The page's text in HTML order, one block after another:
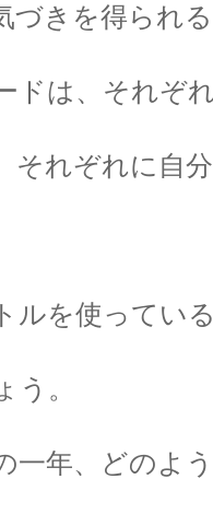
づきを得られ
ドは、それぞ
それぞれに自
ルを使ってい
う。
一年、どのよ